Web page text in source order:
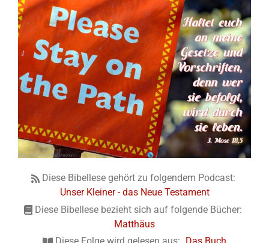
Diese Bibellese gehört zu folgendem Podcast:
Unser Kleiner - das Neue Testament
Diese Bibellese bezieht sich auf folgende Bücher:
Matthäus